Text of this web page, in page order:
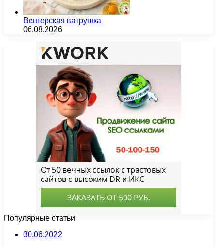
Венгерская ватрушка
06.08.2026
Популярные статьи
30.06.2022